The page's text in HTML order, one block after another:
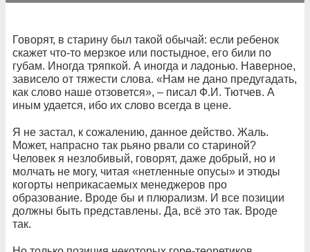
Говорят, в старину был такой обычай: если ребенок
скажет что-то мерзкое или постыдное, его били по
губам. Иногда тряпкой. А иногда и ладонью. Наверное,
зависело от тяжести слова. «Нам не дано предугадать,
как слово наше отзовется», – писал Ф.И. Тютчев. А
иным удается, ибо их слово всегда в цене.
Я не застал, к сожалению, данное действо. Жаль.
Может, напрасно так рьяно рвали со стариной?
Человек я незлобивый, говорят, даже добрый, но и
молчать не могу, читая «нетленные опусы» и этюды
когорты неприкасаемых менеджеров про
образование. Вроде бы и плюрализм. И все позиции
должны быть представлены. Да, всё это так. Вроде
так.